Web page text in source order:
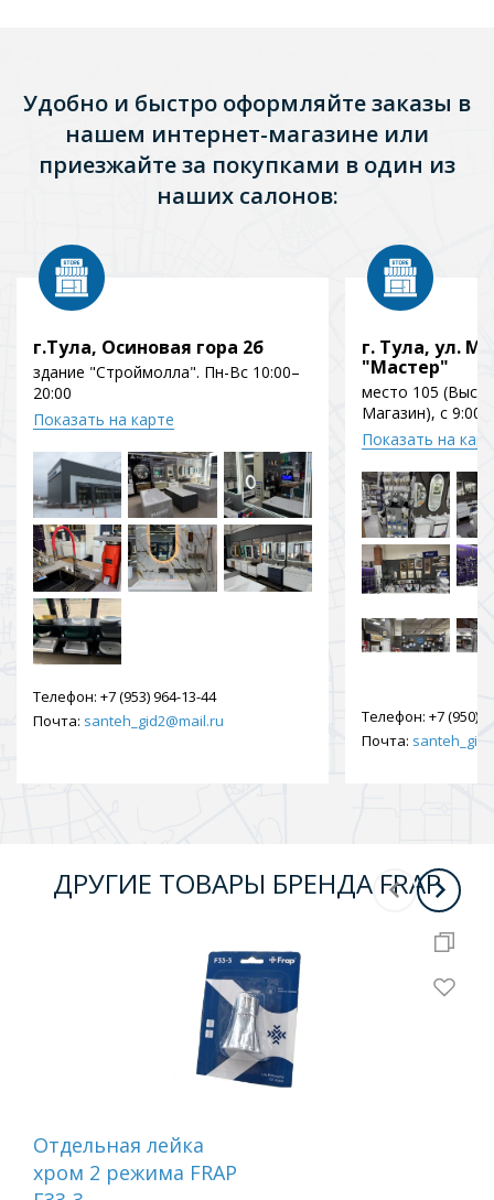
Удобно и быстро оформляйте заказы в
нашем интернет-магазине или
приезжайте за покупками в один из
наших салонов:
г.Тула, Осиновая гора 2б
здание "Строймолла". Пн-Вс 10:00–
20:00
Показать на карте
Телефон: +7 (953) 964-13-44
Почта: santeh_gid2@mail.ru
г. Тула, ул.
"Мастер"
место 105
Магазин), с 9:00
Показать на
Телефон: +7 (950)
Почта:
ДРУГИЕ ТОВАРЫ БРЕНДА FRAP
Отдельная лейка
хром 2 режима FRAP